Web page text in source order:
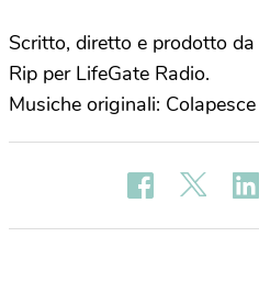
Scritto, diretto e prodotto
Rip per LifeGate Radio.
Musiche originali: